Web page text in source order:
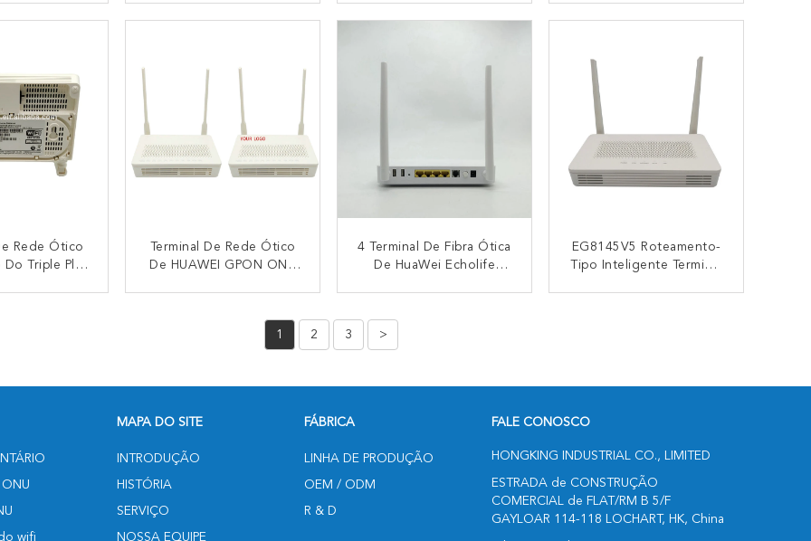
EG8141A5
CONTACTO CONTACTO CONTACTO
Rede Ótico
Do Triple Play
Terminal De Rede Ótico
De HUAWEI GPON ONU
4 Terminal De Fibra Ótica
De HuaWei Echolife
Gigabit Portuário
EG8145V5 Roteamento-
Tipo Inteligente Terminal
1 2 3 >
wifi
MAPA DO SITE
INTRODUÇÃO
HISTÓRIA
SERVIÇO
NOSSA EQUIPE
FÁBRICA
LINHA DE PRODUÇÃO
OEM / ODM
R & D
FALE CONOSCO
HONGKING INDUSTRIAL CO., LIMITED
ESTRADA de CONSTRUÇÃO
COMERCIAL de FLAT/RM B 5/F
GAYLOAR 114-118 LOCHART, HK, China